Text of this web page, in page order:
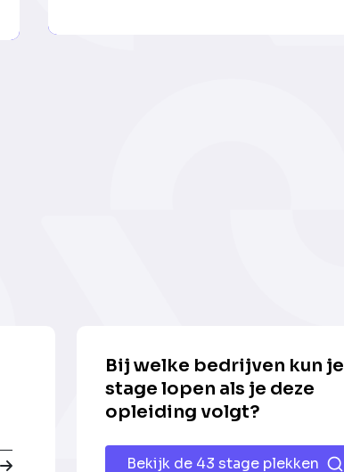
Bij welke bedrijven kun je
stage lopen als je deze
opleiding volgt?
Bekijk de 43 stage plekken